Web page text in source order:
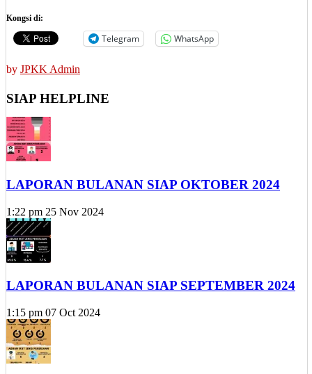
Kongsi di:
Telegram WhatsApp
by JPKK Admin
SIAP HELPLINE
LAPORAN BULANAN SIAP OKTOBER 2024
1:22 pm 25 Nov 2024
LAPORAN BULANAN SIAP SEPTEMBER 2024
1:15 pm 07 Oct 2024